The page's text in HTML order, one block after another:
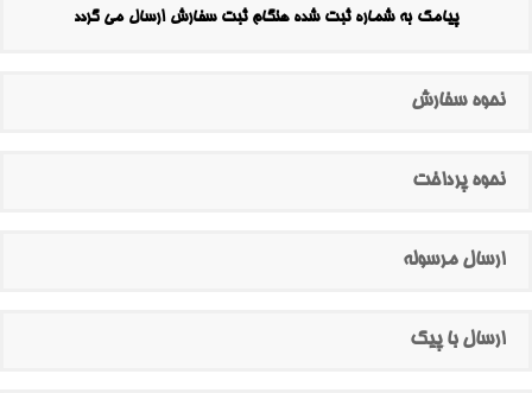
پیامک به شماره ثبت شده هنگام ثبت سفارش ارسال می گردد
نحوه سفارش
نحوه پرداخت
ارسال مرسوله
ارسال با پیک